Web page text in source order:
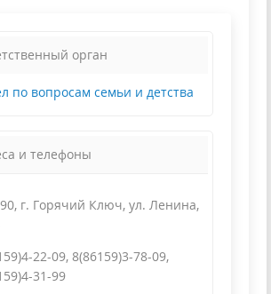
орган
по вопросам семьи и детства
и телефоны
г. Горячий Ключ, ул. Ленина,
22-09, 8(86159)3-78-09,
31-99